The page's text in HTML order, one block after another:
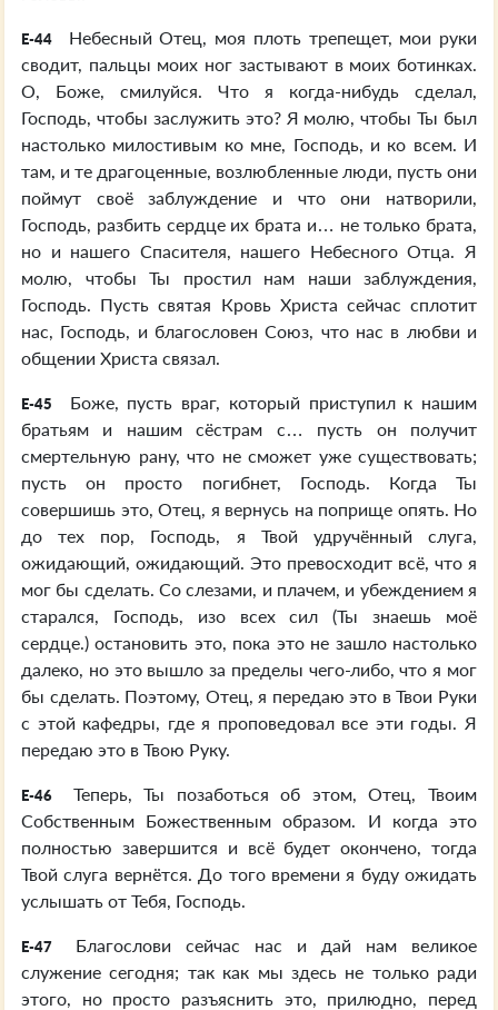
E-44
Небесный Отец, моя плоть трепещет, мои руки
сводит, пальцы моих ног застывают в моих ботинках.
О, Боже, смилуйся. Что я когда-нибудь сделал,
Господь, чтобы заслужить это? Я молю, чтобы Ты был
настолько милостивым ко мне, Господь, и ко всем. И
там, и те драгоценные, возлюбленные люди, пусть они
поймут своё заблуждение и что они натворили,
Господь, разбить сердце их брата и… не только брата,
но и нашего Спасителя, нашего Небесного Отца. Я
молю, чтобы Ты простил нам наши заблуждения,
Господь. Пусть святая Кровь Христа сейчас сплотит
нас, Господь, и благословен Союз, что нас в любви и
общении Христа связал.
E-45
Боже, пусть враг, который приступил к нашим
братьям и нашим сёстрам с… пусть он получит
смертельную рану, что не сможет уже существовать;
пусть он просто погибнет, Господь. Когда Ты
совершишь это, Отец, я вернусь на поприще опять. Но
до тех пор, Господь, я Твой удручённый слуга,
ожидающий, ожидающий. Это превосходит всё, что я
мог бы сделать. Со слезами, и плачем, и убеждением я
старался, Господь, изо всех сил (Ты знаешь моё
сердце.) остановить это, пока это не зашло настолько
далеко, но это вышло за пределы чего-либо, что я мог
бы сделать. Поэтому, Отец, я передаю это в Твои Руки
с этой кафедры, где я проповедовал все эти годы. Я
передаю это в Твою Руку.
E-46
Теперь, Ты позаботься об этом, Отец, Твоим
Собственным Божественным образом. И когда это
полностью завершится и всё будет окончено, тогда
Твой слуга вернётся. До того времени я буду ожидать
услышать от Тебя, Господь.
E-47
Благослови сейчас нас и дай нам великое
служение сегодня; так как мы здесь не только ради
этого, но просто разъяснить это, прилюдно, перед